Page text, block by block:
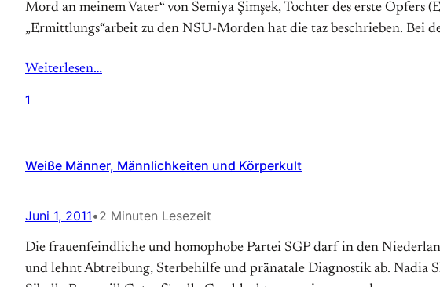
Mord an meinem Vater“ von Semiya Şimşek, Tochter des erste
„Ermittlungs“arbeit zu den NSU-Morden hat die taz beschrieben. Bei
Weiterlesen…
1
Weiße Männer, Männlichkeiten und Körperkult
Juni 1, 2011•2 Minuten Lesezeit
Die frauenfeindliche und homophobe Partei SGP darf in den
und lehnt Abtreibung, Sterbehilfe und pränatale Diagnostik ab.